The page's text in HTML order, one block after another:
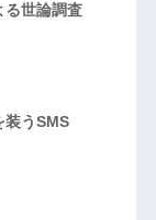
世論調査
うSMS